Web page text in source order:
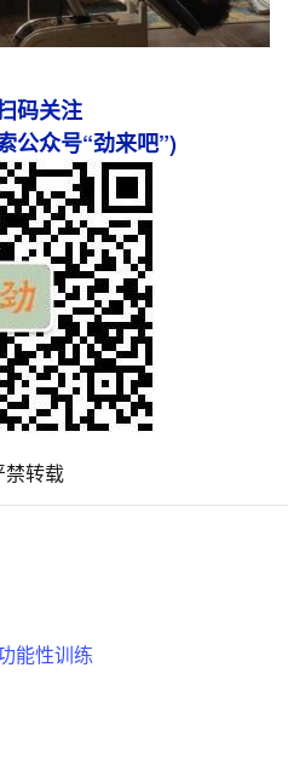
码关注
公众号“劲来吧”)
禁转载
能性训练